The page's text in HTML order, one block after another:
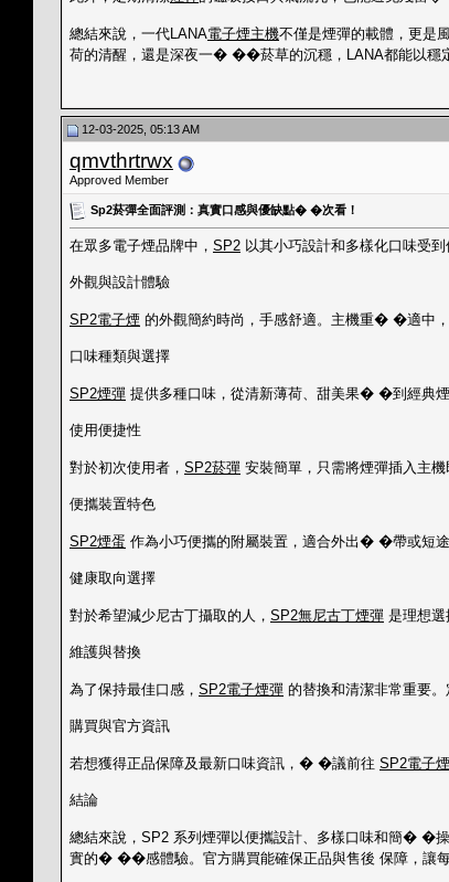
總結來說，一代LANA電子煙主機不僅是煙彈的載體，更
荷的清醒，還是深夜一� ��菸草的沉穩，LANA都能以
12-03-2025, 05:13 AM
qmvthrtrwx
Approved Member
Sp2菸彈全面評測：真實口感與優缺點� �次看！
在眾多電子煙品牌中， SP2 以其小巧設計和多樣化口味受
外觀與設計體驗
SP2電子煙 的外觀簡約時尚，手感舒適。主機重� �適中
口味種類與選擇
SP2煙彈 提供多種口味，從清新薄荷、甜美果� �到經典
使用便捷性
對於初次使用者， SP2菸彈 安裝簡單，只需將煙彈插入主
便攜裝置特色
SP2煙蛋 作為小巧便攜的附屬裝置，適合外出� �帶或短
健康取向選擇
對於希望減少尼古丁攝取的人， SP2無尼古丁煙彈 是理想
維護與替換
為了保持最佳口感， SP2電子煙彈 的替換和清潔非常重要
購買與官方資訊
若想獲得正品保障及最新口味資訊，� �議前往 SP2電子
結論
總結來說，SP2 系列煙彈以便攜設計、多樣口味和簡� �
實的� ��感體驗。官方購買能確保正品與售後 保障，讓每